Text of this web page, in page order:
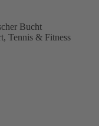
Bucht
Tennis & Fitness